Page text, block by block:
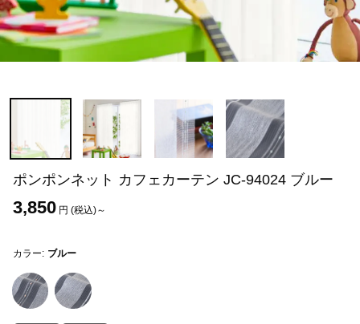
ポンポンネット カフェカーテン JC-94024 ブルー
3,850 円 (税込)～
カラー: ブルー